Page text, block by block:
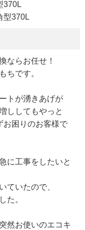
370L
370L
ならお任せ！
ちです。
トが湧きあげが
ししてもやっと
お困りのお客様で
に工事をしたいと
ていたので、
た。
然お使いのエコキ